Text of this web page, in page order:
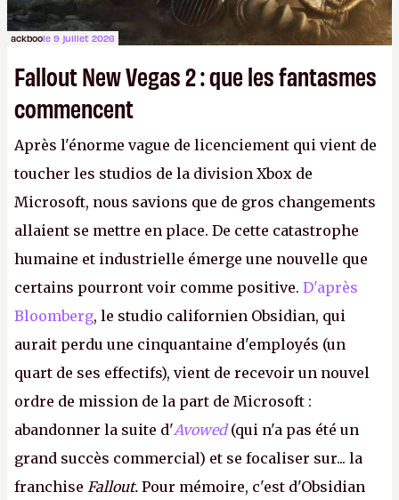
ackboole 9 juillet 2026
Fallout New Vegas 2 : que les fantasmes
commencent
Après l'énorme vague de licenciement qui vient de
toucher les studios de la division Xbox de
Microsoft, nous savions que de gros changements
allaient se mettre en place. De cette catastrophe
humaine et industrielle émerge une nouvelle que
certains pourront voir comme positive. D'après
Bloomberg, le studio californien Obsidian, qui
aurait perdu une cinquantaine d'employés (un
quart de ses effectifs), vient de recevoir un nouvel
ordre de mission de la part de Microsoft :
abandonner la suite d'Avowed(qui n'a pas été un
grand succès commercial) et se focaliser sur... la
franchise Fallout. Pour mémoire, c'est d'Obsidian